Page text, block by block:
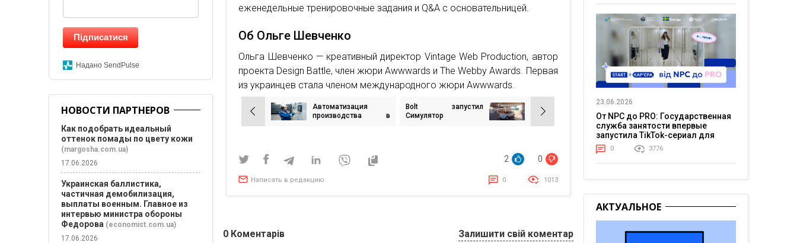
еженедельные тренировочные задания и Q&A с основательницей.
Об Ольге Шевченко
Ольга Шевченко — креативный директор Vintage Web Production, автор
проекта Design Battle, член жюри Awwwards и The Webby Awards. Первая
из украинцев стала членом международного жюри Awwwards.
Навигация
по
Автоматизация
производства в
роботов
Bolt запустил
Симулятор
2 0
Написать в редакцию 0 1013
0 Коментарів Залишити свій коментар
Підписатися
Надано SendPulse
НОВОСТИ ПАРТНЕРОВ
Как подобрать идеальный
оттенок помады по цвету кожи
(margosha.com.ua)
17.06.2026
Украинская баллистика,
частичная демобилизация,
выплаты военным. Главное из
интервью министра обороны
Федорова (economist.com.ua)
17.06.2026
23.06.2026
От NPC до PRO: Государственная
служба занятости впервые
запустила TikTok-сериал для
молодежи
0 3776
АКТУАЛЬНОЕ